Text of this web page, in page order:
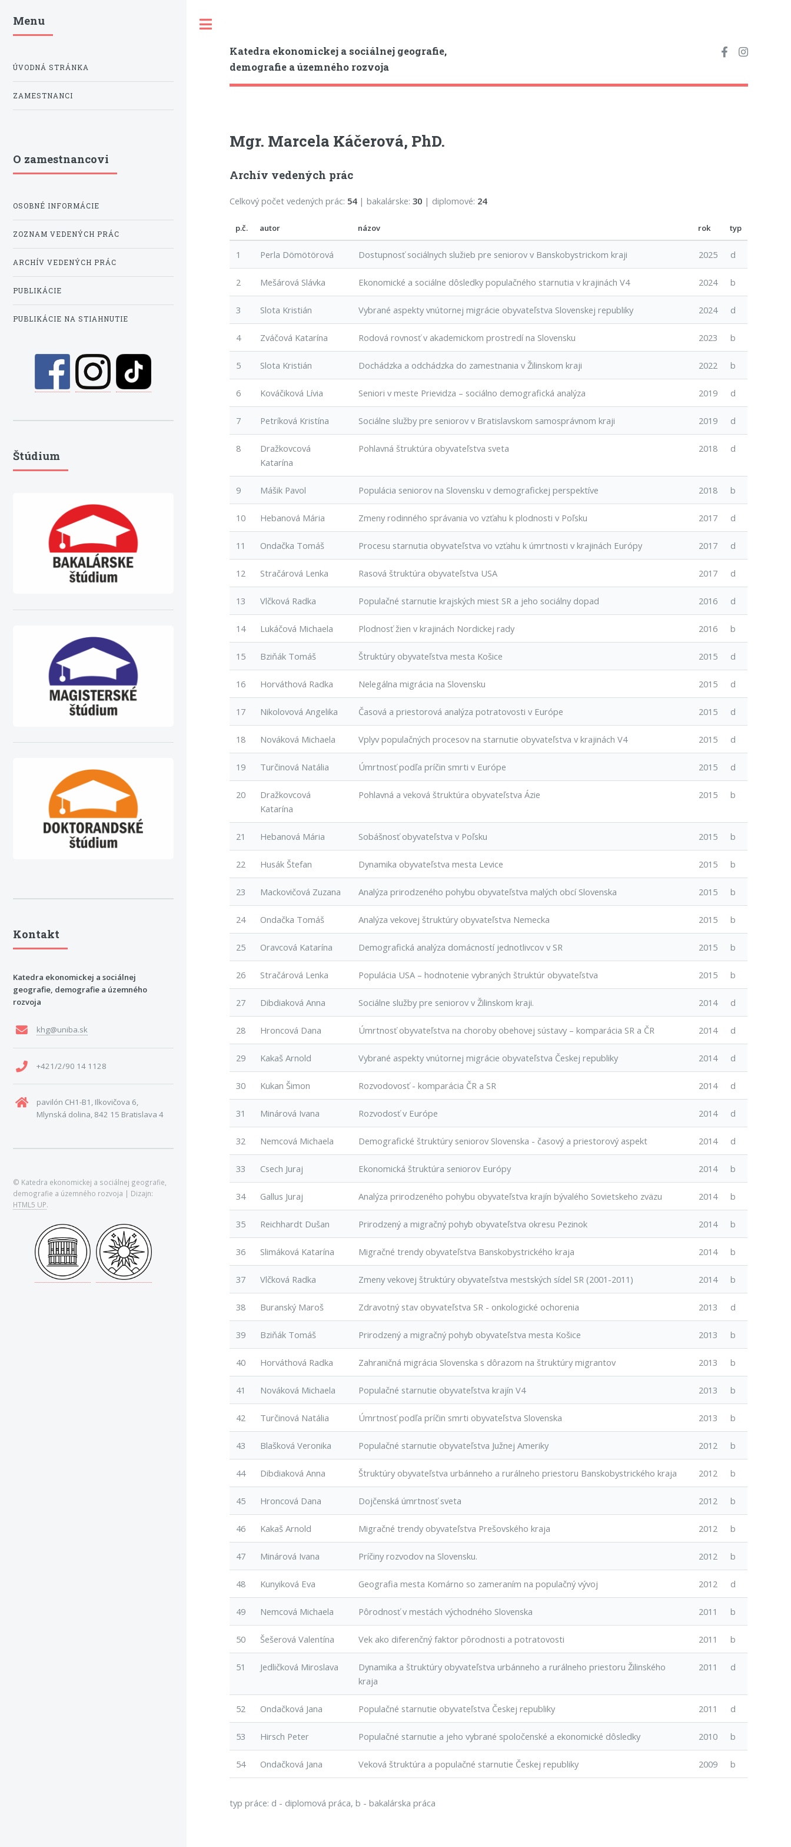
Katedra ekonomickej a sociálnej geografie,
demografie a územného rozvoja
Mgr. Marcela Káčerová, PhD.
Archív vedených prác
Celkový počet vedených prác: 54| bakalárske:30 | diplomové: 24
p.č. autor názov rok typ
1 Perla Dömötörová Dostupnosť sociálnych služieb pre seniorov v Banskobystrickom kraji 2025 d
2 Mešárová Slávka Ekonomické a sociálne dôsledky populačného starnutia v krajinách V4 2024 b
3 Slota Kristián Vybrané aspekty vnútornej migrácie obyvateľstva Slovenskej republiky 2024 d
4 Zváčová Katarína Rodová rovnosť v akademickom prostredí na Slovensku 2023 b
5 Slota Kristián Dochádzka a odchádzka do zamestnania v Žilinskom kraji 2022 b
6 Kováčiková Lívia Seniori v meste Prievidza – sociálno demografická analýza 2019 d
7 Petríková Kristína Sociálne služby pre seniorov v Bratislavskom samosprávnom kraji 2019 d
8
Dražkovcová
Katarína
Pohlavná štruktúra obyvateľstva sveta 2018 d
9 Mášik Pavol Populácia seniorov na Slovensku v demografickej perspektíve 2018 b
10 Hebanová Mária Zmeny rodinného správania vo vzťahu k plodnosti v Poľsku 2017 d
11 Ondačka Tomáš Procesu starnutia obyvateľstva vo vzťahu k úmrtnosti v krajinách Európy 2017 d
12 Stračárová Lenka Rasová štruktúra obyvateľstva USA 2017 d
13 Vlčková Radka Populačné starnutie krajských miest SR a jeho sociálny dopad 2016 d
14 Lukáčová Michaela Plodnosť žien v krajinách Nordickej rady 2016 b
15 Bziňák Tomáš Štruktúry obyvateľstva mesta Košice 2015 d
16 Horváthová Radka Nelegálna migrácia na Slovensku 2015 d
17 Nikolovová Angelika Časová a priestorová analýza potratovosti v Európe 2015 d
18 Nováková Michaela Vplyv populačných procesov na starnutie obyvateľstva v krajinách V4 2015 d
19 Turčinová Natália Úmrtnosť podľa príčin smrti v Európe 2015 d
20
Dražkovcová
Katarína
Pohlavná a veková štruktúra obyvateľstva Ázie 2015 b
21 Hebanová Mária Sobášnosť obyvateľstva v Poľsku 2015 b
22 Husák Štefan Dynamika obyvateľstva mesta Levice 2015 b
23 Mackovičová Zuzana Analýza prirodzeného pohybu obyvateľstva malých obcí Slovenska 2015 b
24 Ondačka Tomáš Analýza vekovej štruktúry obyvateľstva Nemecka 2015 b
25 Oravcová Katarína Demografická analýza domácností jednotlivcov v SR 2015 b
26 Stračárová Lenka Populácia USA – hodnotenie vybraných štruktúr obyvateľstva 2015 b
27 Dibdiaková Anna Sociálne služby pre seniorov v Žilinskom kraji. 2014 d
28 Hroncová Dana Úmrtnosť obyvateľstva na choroby obehovej sústavy – komparácia SR a ČR 2014 d
29 Kakaš Arnold Vybrané aspekty vnútornej migrácie obyvateľstva Českej republiky 2014 d
30 Kukan Šimon Rozvodovosť - komparácia ČR a SR 2014 d
31 Minárová Ivana Rozvodosť v Európe 2014 d
32 Nemcová Michaela Demografické štruktúry seniorov Slovenska - časový a priestorový aspekt 2014 d
33 Csech Juraj Ekonomická štruktúra seniorov Európy 2014 b
34 Gallus Juraj Analýza prirodzeného pohybu obyvateľstva krajín bývalého Sovietskeho zväzu 2014 b
35 Reichhardt Dušan Prirodzený a migračný pohyb obyvateľstva okresu Pezinok 2014 b
36 Slimáková Katarína Migračné trendy obyvateľstva Banskobystrického kraja 2014 b
37 Vlčková Radka Zmeny vekovej štruktúry obyvateľstva mestských sídel SR (2001-2011) 2014 b
38 Buranský Maroš Zdravotný stav obyvateľstva SR - onkologické ochorenia 2013 d
39 Bziňák Tomáš Prirodzený a migračný pohyb obyvateľstva mesta Košice 2013 b
40 Horváthová Radka Zahraničná migrácia Slovenska s dôrazom na štruktúry migrantov 2013 b
41 Nováková Michaela Populačné starnutie obyvateľstva krajín V4 2013 b
42 Turčinová Natália Úmrtnosť podľa príčin smrti obyvateľstva Slovenska 2013 b
43 Blašková Veronika Populačné starnutie obyvateľstva Južnej Ameriky 2012 b
44 Dibdiaková Anna Štruktúry obyvateľstva urbánneho a rurálneho priestoru Banskobystrického kraja 2012 b
45 Hroncová Dana Dojčenská úmrtnosť sveta 2012 b
46 Kakaš Arnold Migračné trendy obyvateľstva Prešovského kraja 2012 b
47 Minárová Ivana Príčiny rozvodov na Slovensku. 2012 b
48 Kunyiková Eva Geografia mesta Komárno so zameraním na populačný vývoj 2012 d
49 Nemcová Michaela Pôrodnosť v mestách východného Slovenska 2011 b
50 Šešerová Valentína Vek ako diferenčný faktor pôrodnosti a potratovosti 2011 b
51 Jedličková Miroslava
Dynamika a štruktúry obyvateľstva urbánneho a rurálneho priestoru Žilinského
kraja
2011 d
52 Ondačková Jana Populačné starnutie obyvateľstva Českej republiky 2011 d
53 Hirsch Peter Populačné starnutie a jeho vybrané spoločenské a ekonomické dôsledky 2010 b
54 Ondačková Jana Veková štruktúra a populačné starnutie Českej republiky 2009 b
typ práce: d - diplomová práca, b - bakalárska práca
Menu
ÚVODNÁ STRÁNKA
ZAMESTNANCI
O zamestnancovi
OSOBNÉ INFORMÁCIE
ZOZNAM VEDENÝCH PRÁC
ARCHÍV VEDENÝCH PRÁC
PUBLIKÁCIE
PUBLIKÁCIE NA STIAHNUTIE
Štúdium
Kontakt
Katedra ekonomickej a sociálnej
geografie, demografie a územného
rozvoja
khg@uniba.sk
+421/2/90 14 1128
pavilón CH1-B1, Ilkovičova 6,
Mlynská dolina, 842 15 Bratislava 4
© Katedra ekonomickej a sociálnej geografie,
demografie a územného rozvoja | Dizajn:
HTML5 UP.